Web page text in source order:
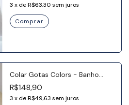
3 x deR$63,30 sem juros
Colar Gotas Colors - Banho
Ródio
R$148,90
3 x deR$49,63 sem juros